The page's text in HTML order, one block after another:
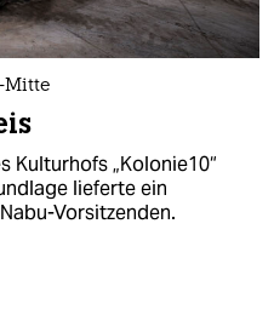
Mitte
Kulturhofs „Kolonie10“
lieferte ein
Vorsitzenden.